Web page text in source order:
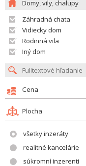
Domy, vily, chalupy
Záhradná chata
Vidiecky dom
Rodinná vila
Iný dom
Cena
Plocha
všetky inzeráty
realitné kancelárie
súkromní inzerenti